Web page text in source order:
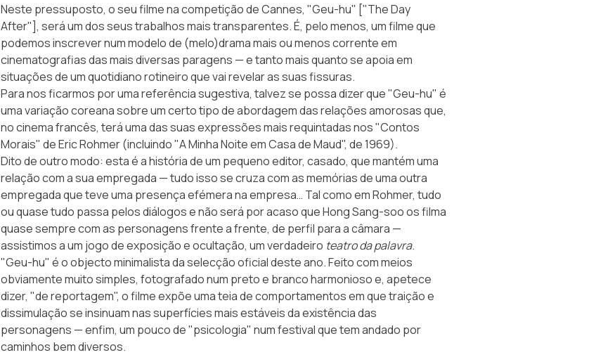
Neste pressuposto, o seu filme na competição de Cannes, "Geu-hu" ["The Day
After"], será um dos seus trabalhos mais transparentes. É, pelo menos, um filme que
podemos inscrever num modelo de (melo)drama mais ou menos corrente em
cinematografias das mais diversas paragens — e tanto mais quanto se apoia em
situações de um quotidiano rotineiro que vai revelar as suas fissuras.
Para nos ficarmos por uma referência sugestiva, talvez se possa dizer que "Geu-hu" é
uma variação coreana sobre um certo tipo de abordagem das relações amorosas que,
no cinema francês, terá uma das suas expressões mais requintadas nos "Contos
Morais" de Eric Rohmer (incluindo "A Minha Noite em Casa de Maud", de 1969).
Dito de outro modo: esta é a história de um pequeno editor, casado, que mantém uma
relação com a sua empregada — tudo isso se cruza com as memórias de uma outra
empregada que teve uma presença efémera na empresa… Tal como em Rohmer, tudo
ou quase tudo passa pelos diálogos e não será por acaso que Hong Sang-soo os filma
quase sempre com as personagens frente a frente, de perfil para a câmara —
assistimos a um jogo de exposição e ocultação, um verdadeiro teatro da palavra.
"Geu-hu" é o objecto minimalista da selecção oficial deste ano. Feito com meios
obviamente muito simples, fotografado num preto e branco harmonioso e, apetece
dizer, "de reportagem", o filme expõe uma teia de comportamentos em que traição e
dissimulação se insinuam nas superfícies mais estáveis da existência das
personagens — enfim, um pouco de "psicologia" num festival que tem andado por
caminhos bem diversos.